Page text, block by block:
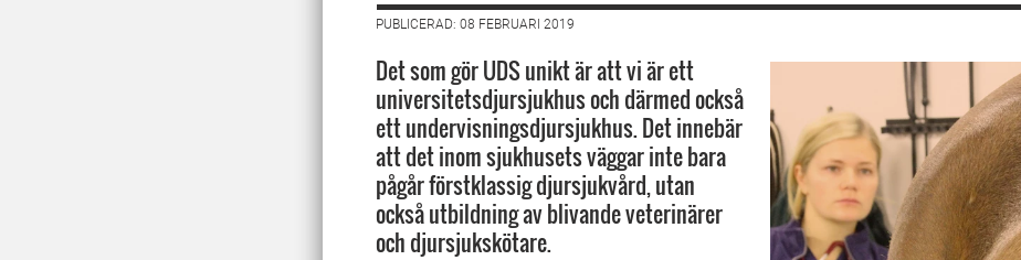
PUBLICERAD: 08 FEBRUARI 2019
Det som gör UDS unikt är att vi är ett
universitetsdjursjukhus och därmed också
ett undervisningsdjursjukhus. Det innebär
att det inom sjukhusets väggar inte bara
pågår förstklassig djursjukvård, utan
också utbildning av blivande veterinärer
och djursjukskötare.